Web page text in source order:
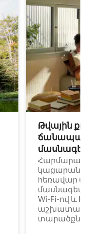
Թվային
հեռավար
Wi-Fi-ով և